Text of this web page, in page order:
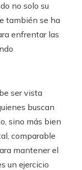
no solo su
también se ha
enfrentar las
ser vista
buscan
sino más bien
comparable
mantener el
un ejercicio